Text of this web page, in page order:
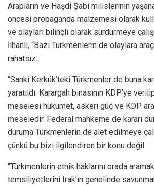
Arapların ve Haşdi Şabi milislerinin
öncesi propaganda malzemesi olarak
ve olayları bilinçli olarak sürdürmeye
İlhanlı, “Bazı Türkmenlerin de olaylara
rahatsız:
“Sanki Kerkük’teki Türkmenler de buna
yaratıldı. Karargah binasının KDP’ye
meselesi hükümet, askeri güç ve KDP
meseledir. Federal mahkeme de kararı
duruma Türkmenlerin de alet edilmeye
çünkü bu bizi ilgilendiren bir konu değil.
“Türkmenlerin etnik haklarını orada
temsiliyetlerini Irak’ın genelinde